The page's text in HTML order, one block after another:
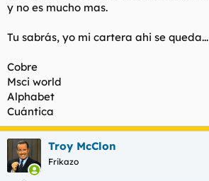
y no es mucho mas.
Tu sabrás, yo mi cartera ahi se queda...
Cobre
Msci world
Alphabet
Cuántica
Troy McClon
Frikazo